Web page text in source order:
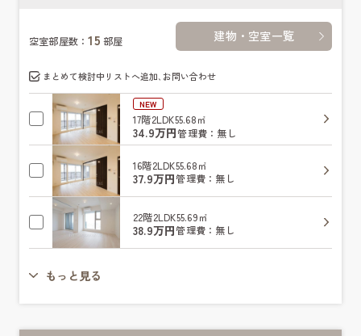
空室部屋数：15 部屋 建物・空室一覧
まとめて検討中リストへ追加､お問い合わせ
NEW
17階2LDK55.68㎡
34.9万円管理費：無し
16階2LDK55.68㎡
37.9万円管理費：無し
22階2LDK55.69㎡
38.9万円管理費：無し
もっと見る